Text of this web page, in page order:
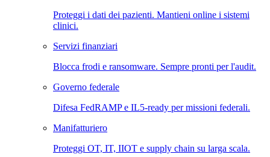
Proteggi i dati dei pazienti. Mantieni online i sistemi
clinici.
Servizi finanziari
Blocca frodi e ransomware. Sempre pronti per l'audit.
Governo federale
Difesa FedRAMP e IL5-ready per missioni federali.
Manifatturiero
Proteggi OT, IT, IIOT e supply chain su larga scala.